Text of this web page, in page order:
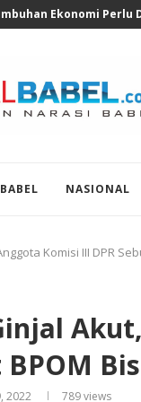
DPR Salurkan
NASIONAL
Komisi III DPR
2022 789views